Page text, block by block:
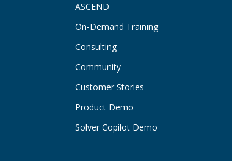
ASCEND
On-Demand Training
Consulting
Community
Customer Stories
Product Demo
Solver Copilot Demo